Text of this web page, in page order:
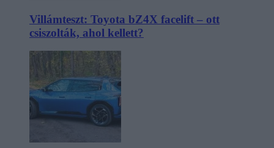
Villámteszt: Toyota bZ4X facelift – ott
csiszolták, ahol kellett?